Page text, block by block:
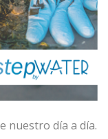
nuestro día a día.